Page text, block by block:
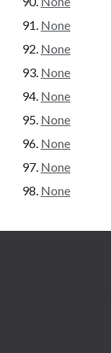
None
None
None
None
None
None
None
None